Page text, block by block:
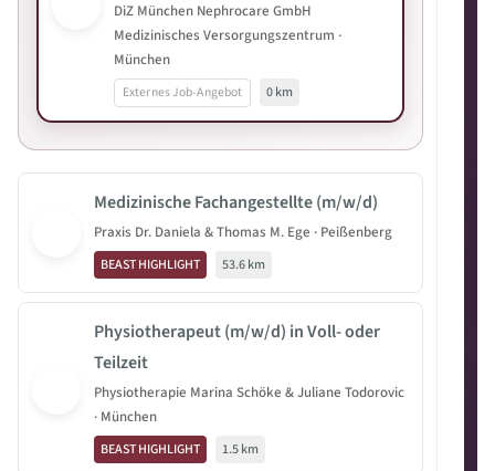
DiZ München Nephrocare GmbH
Medizinisches Versorgungszentrum ·
München
Externes Job-Angebot 0 km
Medizinische Fachangestellte (m/w/d)
Praxis Dr. Daniela & Thomas M. Ege · Peißenberg
BEAST HIGHLIGHT 53.6 km
Physiotherapeut (m/w/d) in Voll- oder
Teilzeit
Physiotherapie Marina Schöke & Juliane Todorovic
· München
BEAST HIGHLIGHT 1.5 km